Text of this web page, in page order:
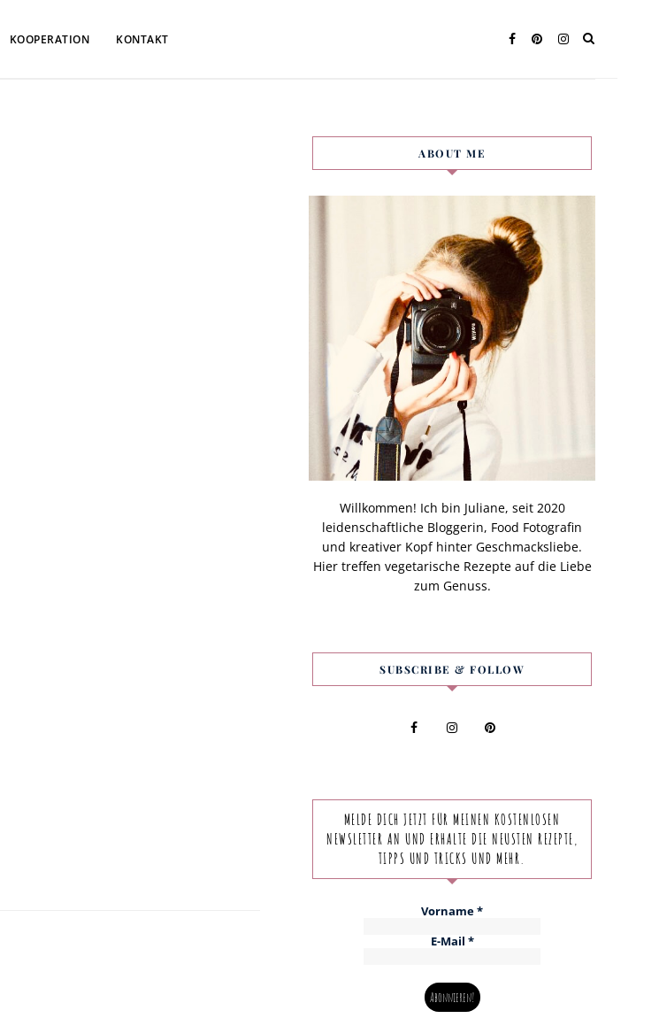
KOOPERATION KONTAKT
ABOUT ME
Willkommen! Ich bin Juliane, seit 2020
leidenschaftliche Bloggerin, Food Fotografin
und kreativer Kopf hinter Geschmacksliebe.
Hier treffen vegetarische Rezepte auf die Liebe
zum Genuss.
SUBSCRIBE & FOLLOW
MELDE DICH JETZT FÜR MEINEN KOSTENLOSEN
NEWSLETTER AN UND ERHALTE DIE NEUSTEN REZEPTE,
TIPPS UND TRICKS UND MEHR.
Vorname*
E-Mail *